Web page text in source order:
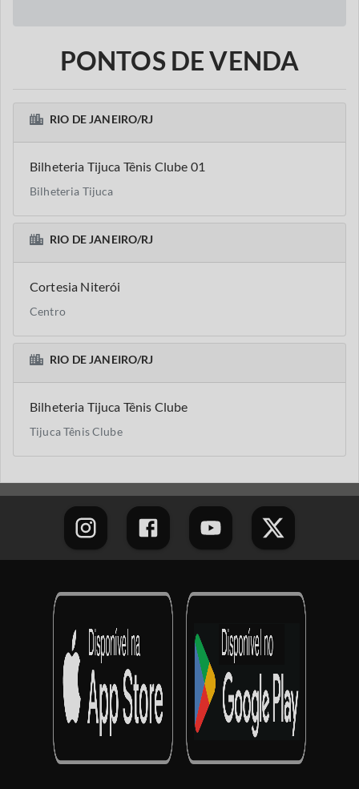
PONTOS DE VENDA
RIO DE JANEIRO/RJ
Bilheteria Tijuca Tênis Clube 01
Bilheteria Tijuca
RIO DE JANEIRO/RJ
Cortesia Niterói
Centro
RIO DE JANEIRO/RJ
Bilheteria Tijuca Tênis Clube
Tijuca Tênis Clube